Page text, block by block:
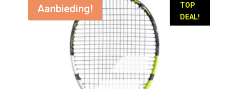
TOP
DEAL!
Aanbieding!